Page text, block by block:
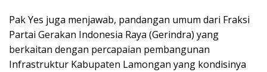
Pak Yes juga menjawab, pandangan umum dari Fraksi
Partai Gerakan Indonesia Raya (Gerindra) yang
berkaitan dengan percapaian pembangunan
Infrastruktur Kabupaten Lamongan yang kondisinya